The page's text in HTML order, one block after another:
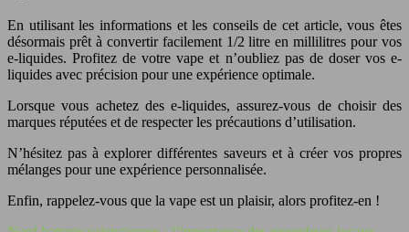
En utilisant les informations et les conseils de cet article, vous êtes
désormais prêt à convertir facilement 1/2 litre en millilitres pour vos
e-liquides. Profitez de votre vape et n’oubliez pas de doser vos e-
liquides avec précision pour une expérience optimale.
Lorsque vous achetez des e-liquides, assurez-vous de choisir des
marques réputées et de respecter les précautions d’utilisation.
N’hésitez pas à explorer différentes saveurs et à créer vos propres
mélanges pour une expérience personnalisée.
Enfin, rappelez-vous que la vape est un plaisir, alors profitez-en !